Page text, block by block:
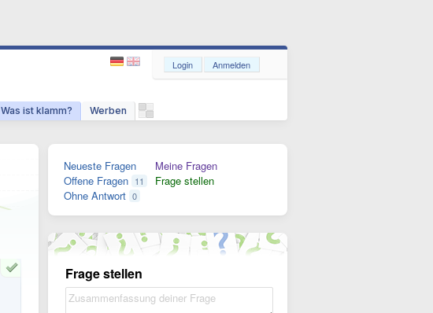
Was ist klamm? Werben
Login Anmelden
Neueste Fragen
Offene Fragen 11
Ohne Antwort 0
Meine Fragen
Frage stellen
Frage stellen